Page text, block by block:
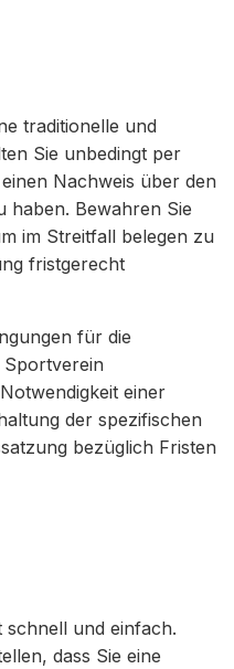
traditionelle und
Sie unbedingt per
Nachweis über den
haben. Bewahren Sie
im Streitfall belegen zu
fristgerecht
für die
einer
der spezifischen
bezüglich Fristen
schnell und einfach.
dass Sie eine